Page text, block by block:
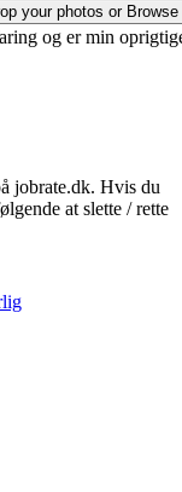
your photos or Browse
og er min
jobrate.dk. Hvis du
at slette / rette